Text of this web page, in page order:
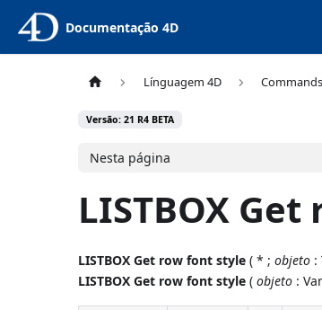
Documentação 4D
Línguagem 4D
Versão: 21 R4 BETA
Nesta página
LISTBOX
LISTBOX Get row font style ( * ;objeto :
LISTBOX Get row font style (objeto :